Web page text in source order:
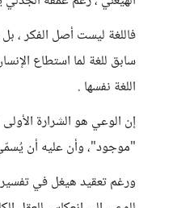
فاللغة ليست أصل الفكر ،
سابق للغة لما استطاع
اللغة نفسها .
إن الوعي هو الشرارة
"موجود"، وأن عليه أن
ورغم تعقيد هيغل في